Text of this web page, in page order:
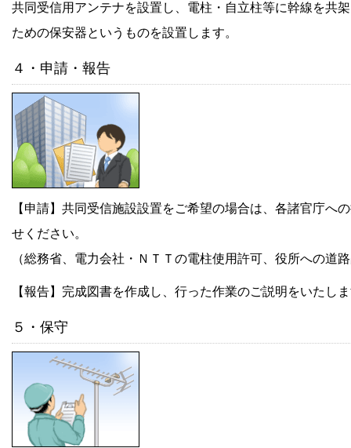
共同受信用アンテナを設置し、電柱・自立柱等に幹線を共
ための保安器というものを設置します。
４・申請・報告
【申請】共同受信施設設置をご希望の場合は、各諸官庁
せください。
（総務省、電力会社・ＮＴＴの電柱使用許可、役所への
【報告】完成図書を作成し、行った作業のご説明をいたし
５・保守